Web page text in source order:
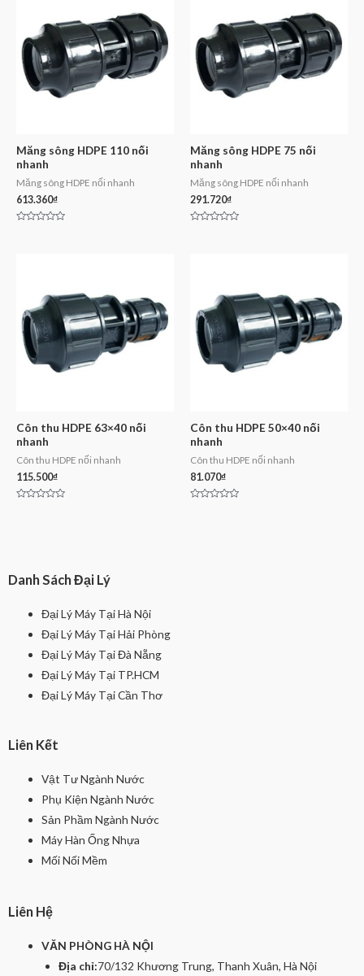
Măng sông HDPE 110 nối
nhanh
Măng sông HDPE nối nhanh
613.360₫
Măng sông HDPE 75 nối
nhanh
Măng sông HDPE nối nhanh
291.720₫
Côn thu HDPE 63×40 nối
nhanh
Côn thu HDPE nối nhanh
115.500₫
Côn thu HDPE 50×40 nối
nhanh
Côn thu HDPE nối nhanh
81.070₫
Danh Sách Đại Lý
Đại Lý Máy Tại Hà Nội
Đại Lý Máy Tại Hải Phòng
Đại Lý Máy Tại Đà Nẵng
Đại Lý Máy Tại TP.HCM
Đại Lý Máy Tại Cần Thơ
Liên Kết
Vật Tư Ngành Nước
Phụ Kiện Ngành Nước
Sản Phầm Ngành Nước
Máy Hàn Ống Nhựa
Mối Nối Mềm
Liên Hệ
VĂN PHÒNG HÀ NỘI
Địa chỉ:70/132 Khương Trung, Thanh Xuân, Hà Nội